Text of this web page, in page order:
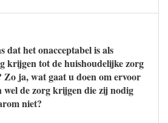
dat het onacceptabel is als
krijgen tot de huishoudelijke zorg
Zo ja, wat gaat u doen om ervoor
wel de zorg krijgen die zij nodig
niet?